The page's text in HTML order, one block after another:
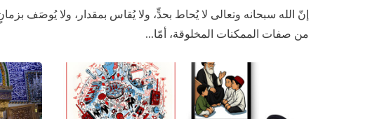
إنّ الله سبحانه وتعالى لا يُحاط بحدٍّ، ولا يُقاس بمقدار، ولا يُوصَف
من صفات الممكنات المخلوقة، أمّا...